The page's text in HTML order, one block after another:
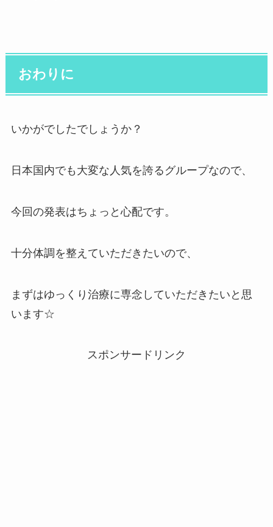
おわりに
いかがでしたでしょうか？
日本国内でも大変な人気を誇るグループなので、
今回の発表はちょっと心配です。
十分体調を整えていただきたいので、
まずはゆっくり治療に専念していただきたいと思
います☆
スポンサードリンク